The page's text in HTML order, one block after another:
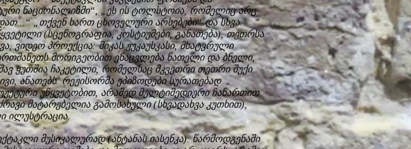
ნაციონალიზმი“, „ეს ის ტოლსტოია, რომელიც არც
„თქვენ ხართ ცხოველური არსებები“ და სხვა.
(სცენოგრაფია, კოსტიუმები, განათება), თეთრსა
ვიდეო პროექცია: მიკას ჟუკაუსკასი, მხატვრული
ერთმანეთს მორიგეობით ენაცვლება ნათელი და ბნელი,
ყუთშია ჩაკეტილი, რომელსაც მკვეთრი თეთრი შუქი
ანათებს. რეჟისორმა ეპიზოდები სურათებად
უწყვეტობით, არამედ მულტიმედიური ჩანართით
მატარებელია გამოსახული (სხვადახვა კუთხით),
ილუსტრაცია.
მუსიკალურად (ანტანას იასენკა). წარმოდგენაში